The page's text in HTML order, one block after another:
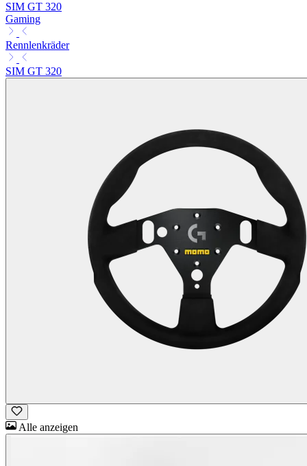
SIM GT 320
Gaming
Rennlenkräder
SIM GT 320
Alle anzeigen